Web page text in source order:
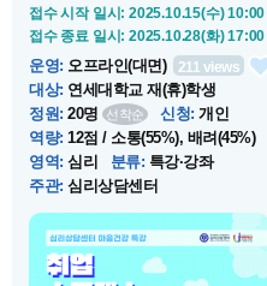
접수 시작 일시 : 2025.10.15(수) 10:00
접수 종료 일시 : 2025.10.28(화) 17:00
운영: 오프라인(대면) 211 views
대상: 연세대학교 재(휴)학생
정원: 20명 선착순 신청: 개인
역량: 12점 / 소통(55%), 배려(45%)
영역 : 심리 분류: 특강·강좌
주관: 심리상담센터
운영 시작 일시
: 2025.10.28(화) 17:30
운영 종료 일시: 2025.10.28(화) 19:30
장소:컨버전스홀 B101호